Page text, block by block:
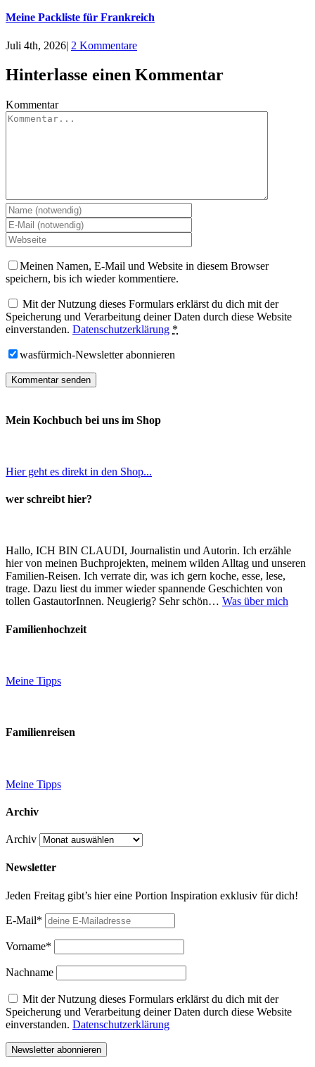
Meine Packliste für Frankreich
Juli 4th, 2026| 2 Kommentare
Hinterlasse einen Kommentar
Kommentar
Meinen Namen, E-Mail und Website in diesem Browser
speichern, bis ich wieder kommentiere.
Mit der Nutzung dieses Formulars erklärst du dich mit der
Speicherung und Verarbeitung deiner Daten durch diese Website
einverstanden. Datenschutzerklärung *
wasfürmich-Newsletter abonnieren
Mein Kochbuch bei uns im Shop
Hier geht es direkt in den Shop...
wer schreibt hier?
Hallo, ICH BIN CLAUDI, Journalistin und Autorin. Ich erzähle
hier von meinen Buchprojekten, meinem wilden Alltag und unseren
Familien-Reisen. Ich verrate dir, was ich gern koche, esse, lese,
trage. Dazu liest du immer wieder spannende Geschichten von
tollen GastautorInnen. Neugierig? Sehr schön… Was über mich
Familienhochzeit
Meine Tipps
Familienreisen
Meine Tipps
Archiv
Archiv
Newsletter
Jeden Freitag gibt’s hier eine Portion Inspiration exklusiv für dich!
E-Mail*
Vorname*
Nachname
Mit der Nutzung dieses Formulars erklärst du dich mit der
Speicherung und Verarbeitung deiner Daten durch diese Website
einverstanden. Datenschutzerklärung